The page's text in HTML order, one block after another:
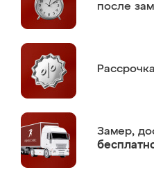
после
Рассрочка
Замер,